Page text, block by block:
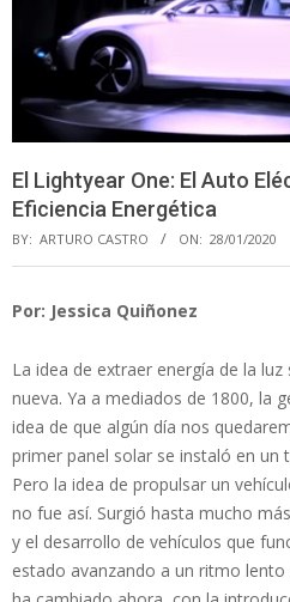
El Lightyear One: El Auto
Eficiencia Energética
BY: ARTURO CASTRO ON: 28/01/2020
Por: Jessica Quiñonez
La idea de extraer energía de la
nueva. Ya a mediados de 1800, la
idea de que algún día nos
primer panel solar se instaló en un
Pero la idea de propulsar un
no fue así. Surgió hasta mucho
y el desarrollo de vehículos que
estado avanzando a un ritmo